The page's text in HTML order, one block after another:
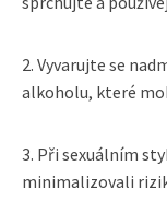
2. Vyvarujte se
alkoholu, které
3. Při sexuálním
minimalizovali